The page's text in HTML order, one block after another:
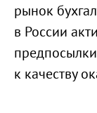
рынок
в России
к качеству